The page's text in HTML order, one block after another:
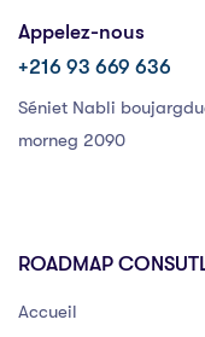
Appelez-nous
+216 93 669 636
Séniet Nabli
morneg 2090
ROADMAP
Accueil